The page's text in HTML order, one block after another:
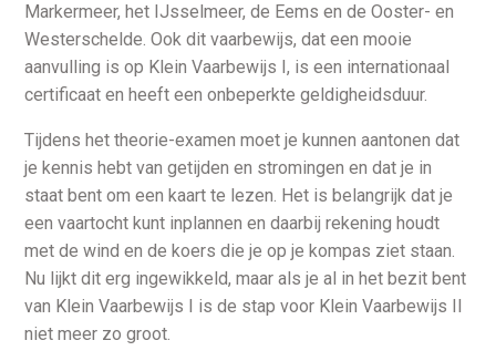
Markermeer, het IJsselmeer, de Eems en de Ooster- en
Westerschelde. Ook dit vaarbewijs, dat een mooie
aanvulling is op Klein Vaarbewijs I, is een internationaal
certificaat en heeft een onbeperkte geldigheidsduur.
Tijdens het theorie-examen moet je kunnen aantonen dat
je kennis hebt van getijden en stromingen en dat je in
staat bent om een kaart te lezen. Het is belangrijk dat je
een vaartocht kunt inplannen en daarbij rekening houdt
met de wind en de koers die je op je kompas ziet staan.
Nu lijkt dit erg ingewikkeld, maar als je al in het bezit bent
van Klein Vaarbewijs I is de stap voor Klein Vaarbewijs II
niet meer zo groot.